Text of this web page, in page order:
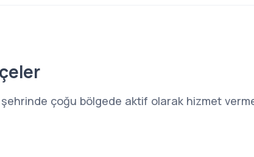
çoğu bölgede aktif olarak hizmet